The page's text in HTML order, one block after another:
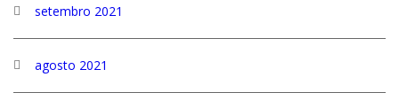
setembro 2021
agosto 2021